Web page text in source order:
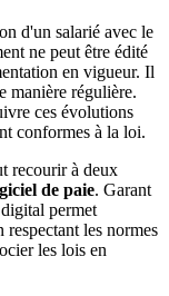
d'un salarié avec le
ne peut être édité
en vigueur. Il
manière régulière.
ces évolutions
conformes à la loi.
recourir à deux
de paie. Garant
permet
respectant les normes
les lois en